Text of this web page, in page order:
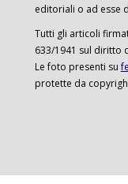
editoriali o ad esse
Tutti gli articoli
633/1941 sul diritto
Le foto presenti su
protette da